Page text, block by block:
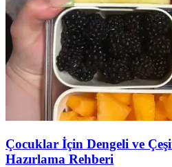
Çocuklar İçin Dengeli ve
Hazırlama Rehberi